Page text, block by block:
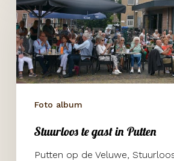
te
gast
in
Putten
Foto album
Stuurloos te gast in Putten
Putten op de Veluwe,